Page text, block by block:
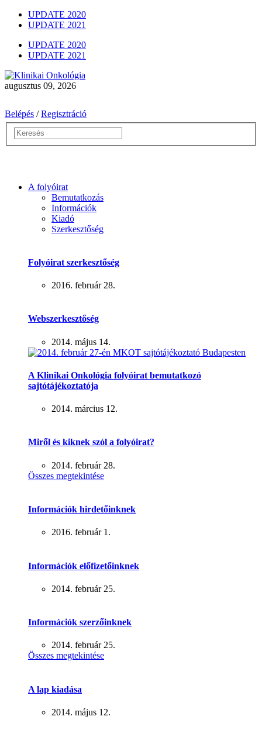
UPDATE 2020
UPDATE 2021
UPDATE 2020
UPDATE 2021
augusztus 09, 2026
Belépés / Regisztráció
A folyóirat
Bemutatkozás
Információk
Kiadó
Szerkesztőség
Folyóirat szerkesztőség
2016. február 28.
Webszerkesztőség
2014. május 14.
A Klinikai Onkológia folyóirat bemutatkozó
sajtótájékoztatója
2014. március 12.
Miről és kiknek szól a folyóirat?
2014. február 28.
Összes megtekintése
Információk hirdetőinknek
2016. február 1.
Információk előfizetőinknek
2014. február 25.
Információk szerzőinknek
2014. február 25.
Összes megtekintése
A lap kiadása
2014. május 12.